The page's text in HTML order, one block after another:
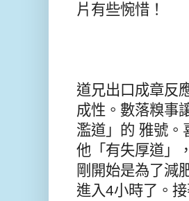
片有些惋惜！
道兄出口成章反
成性。數落糗事
濫道」的 雅號。
他「有失厚道」
剛開始是為了減
進入4小時了。